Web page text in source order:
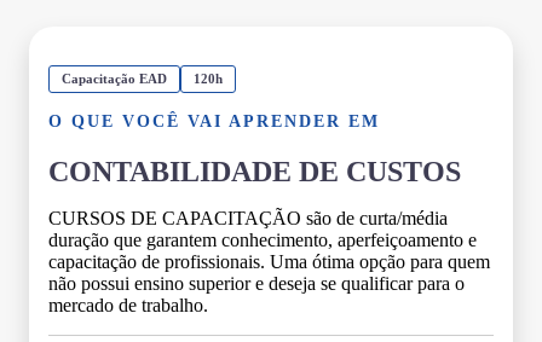
Capacitação EAD 120h
O QUE VOCÊ VAI APRENDER EM
CONTABILIDADE DE CUSTOS
CURSOS DE CAPACITAÇÃO são de curta/média
duração que garantem conhecimento, aperfeiçoamento e
capacitação de profissionais. Uma ótima opção para quem
não possui ensino superior e deseja se qualificar para o
mercado de trabalho.